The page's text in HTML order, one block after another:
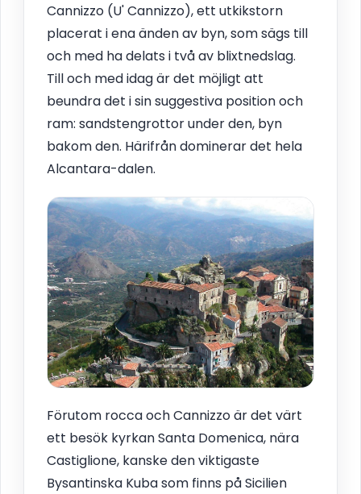
Cannizzo (U' Cannizzo), ett utkikstorn
placerat i ena änden av byn, som sägs till
och med ha delats i två av blixtnedslag.
Till och med idag är det möjligt att
beundra det i sin suggestiva position och
ram: sandstengrottor under den, byn
bakom den. Härifrån dominerar det hela
Alcantara-dalen.
Förutom rocca och Cannizzo är det värt
ett besök kyrkan Santa Domenica, nära
Castiglione, kanske den viktigaste
Bysantinska Kuba som finns på Sicilien